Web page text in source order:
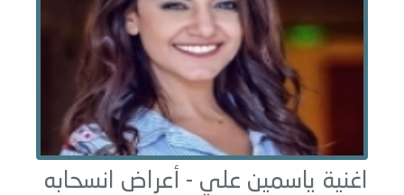
اغنية ياسمين علي - أعراض انسحابه